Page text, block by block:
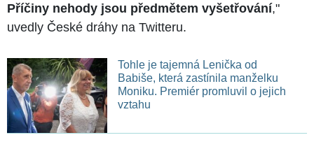
Příčiny nehody jsou předmětem vyšetřování,"
uvedly České dráhy na Twitteru.
Tohle je tajemná Lenička od
Babiše, která zastínila manželku
Moniku. Premiér promluvil o jejich
vztahu